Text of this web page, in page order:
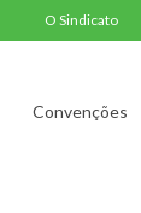
O Sindicato
Convenções